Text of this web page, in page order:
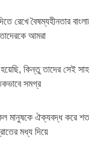
রেখে বৈষম্যহীনতার
আমরা
কিন্তু তাদের সেই
সমগ্র
মানুষকে ঐক্যবদ্ধ করে
মধ্য দিয়ে